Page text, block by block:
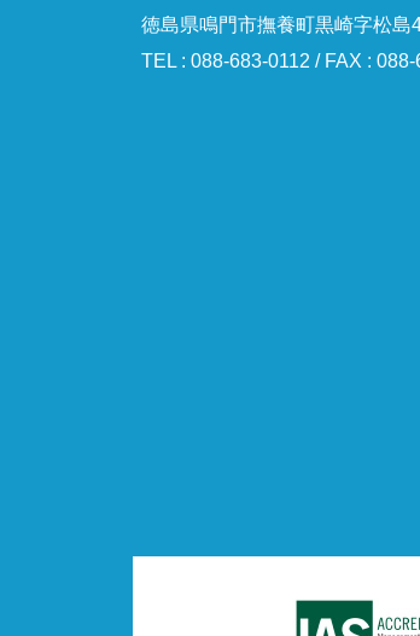
徳島県鳴門市撫養町黒崎字松島
TEL : 088-683-0112 / FAX :